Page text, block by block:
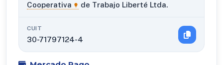
Cooperativa de Trabajo Liberté Ltda.
CUIT
30-71797124-4